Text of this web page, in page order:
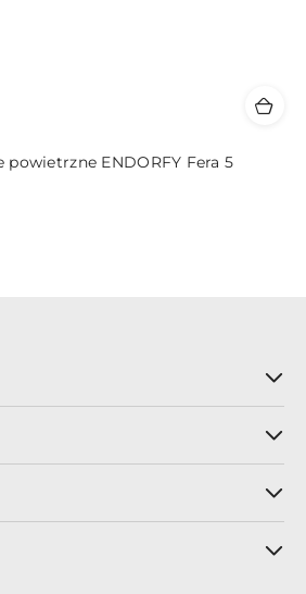
powietrzne ENDORFY Fera 5